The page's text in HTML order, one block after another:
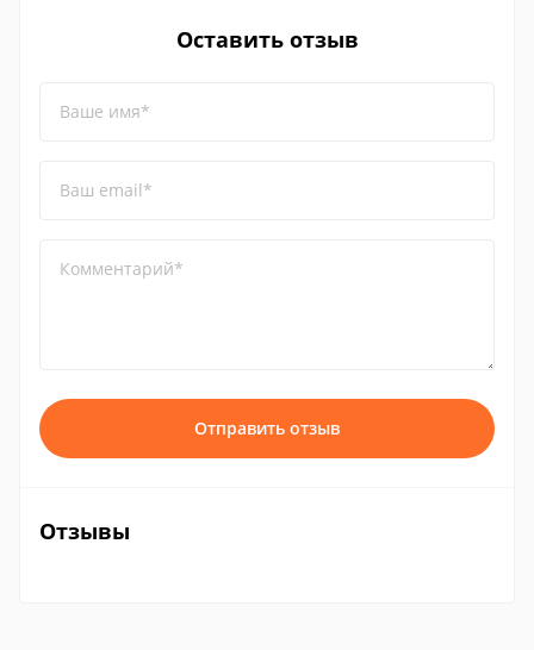
Оставить отзыв
Ваше имя*
Ваш email*
Комментарий*
Отправить отзыв
Отзывы